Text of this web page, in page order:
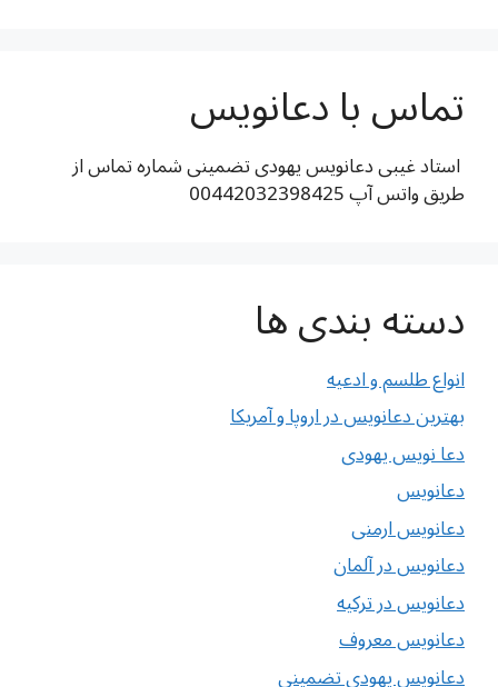
تماس با دعانویس
استاد غیبی دعانویس یهودی تضمینی شماره تماس از
طریق واتس آپ 00442032398425
دسته بندی ها
انواع طلسم و ادعیه
بهترین دعانویس در اروپا و آمریکا
دعا نویس یهودی
دعانویس
دعانویس ارمنی
دعانویس در آلمان
دعانویس در ترکیه
دعانویس معروف
دعانویس یهودی تضمینی